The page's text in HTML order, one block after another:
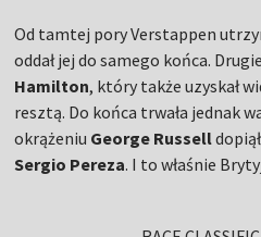
Od tamtej pory Verstappen
oddał jej do samego końca.
Hamilton, który także uzyskał
resztą. Do końca trwała jednak
okrążeniu George Russell
Sergio Pereza. I to właśnie